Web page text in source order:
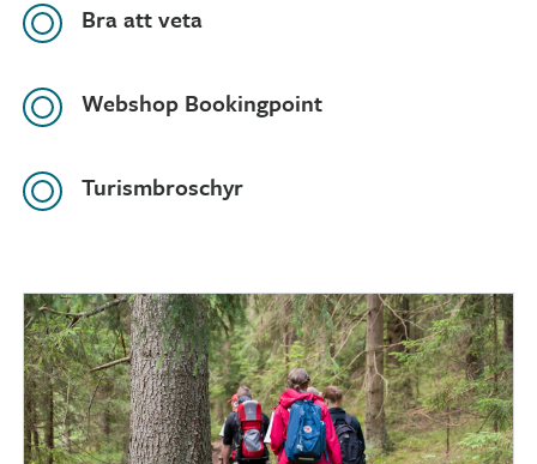
Bra att veta
Webshop Bookingpoint
Turismbroschyr